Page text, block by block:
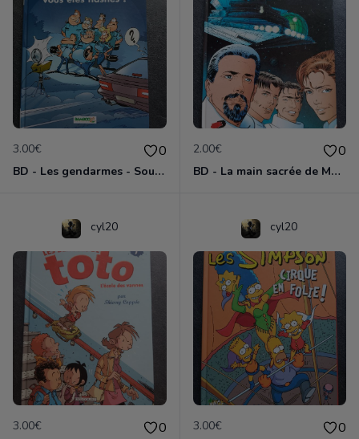
3.00€ 0
BD - Les gendarmes - Souriez, vous êtes flashés - Tome 5
2.00€ 0
BD - La main sacrée de Metallica
cyl20
3.00€ 0
cyl20
3.00€ 0